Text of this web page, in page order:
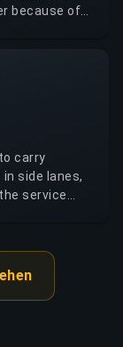
because of
game. I
carry
side lanes,
service
again no